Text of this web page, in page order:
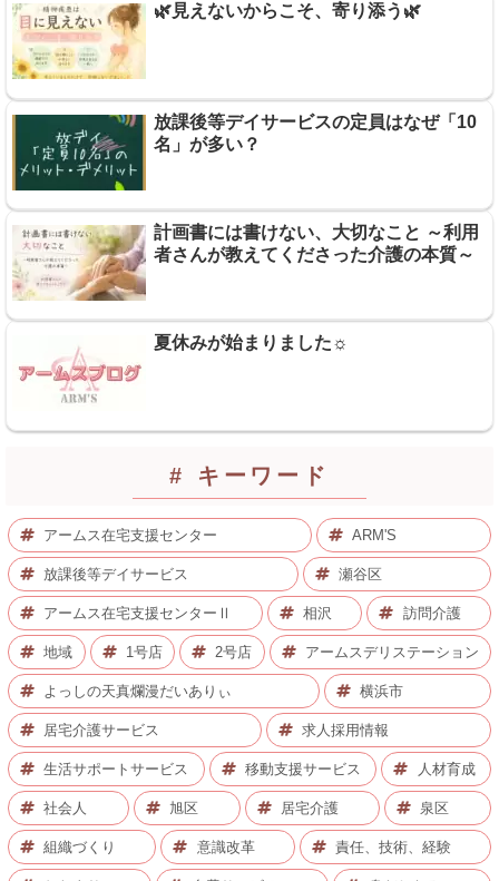
🌿見えないからこそ、寄り添う🌿
放課後等デイサービスの定員はなぜ「10
名」が多い？
計画書には書けない、大切なこと ～利用
者さんが教えてくださった介護の本質～
夏休みが始まりました☼
# キーワード
アームス在宅支援センター ARM'S
放課後等デイサービス 瀬谷区
アームス在宅支援センターⅡ 相沢 訪問介護
地域 1号店 2号店 アームスデリステーション
よっしの天真爛漫だいありぃ 横浜市
居宅介護サービス 求人採用情報
生活サポートサービス 移動支援サービス 人材育成
社会人 旭区 居宅介護 泉区
組織づくり 意識改革 責任、技術、経験